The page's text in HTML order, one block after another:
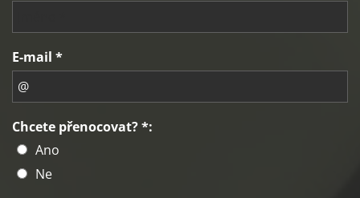
E-mail *
Chcete přenocovat? *:
Ano
Ne